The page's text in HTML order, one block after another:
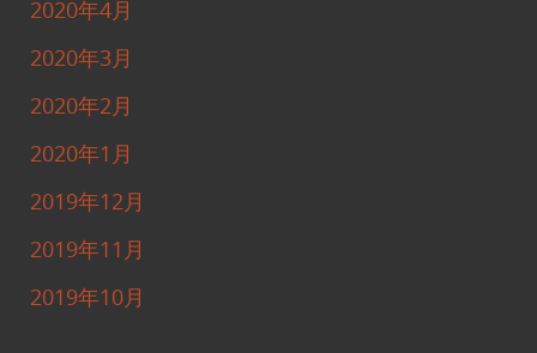
2020年4月
2020年3月
2020年2月
2020年1月
2019年12月
2019年11月
2019年10月